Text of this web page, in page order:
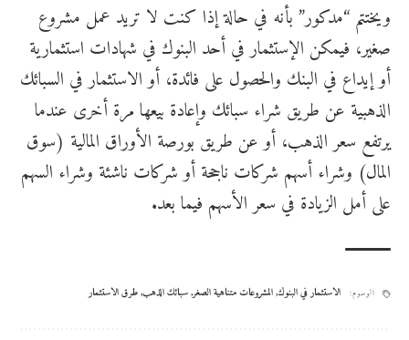
ويختتم “مدكور” بأنه في حالة إذا كنت لا تريد عمل مشروع
صغير، فيمكن الإستثمار في أحد البنوك في شهادات استثمارية
أو إيداع في البنك والحصول على فائدة، أو الاستثمار في السبائك
الذهبية عن طريق شراء سبائك وإعادة بيعها مرة أخرى عندما
يرتفع سعر الذهب، أو عن طريق بورصة الأوراق المالية (سوق
المال) وشراء أسهم شركات ناجحة أو شركات ناشئة وشراء السهم
على أمل الزيادة في سعر الأسهم فيما بعد.
الوسوم: الاستثمار في البنوك,المشروعات متناهية الصغر,سبائك الذهب,طرق الاستثمار